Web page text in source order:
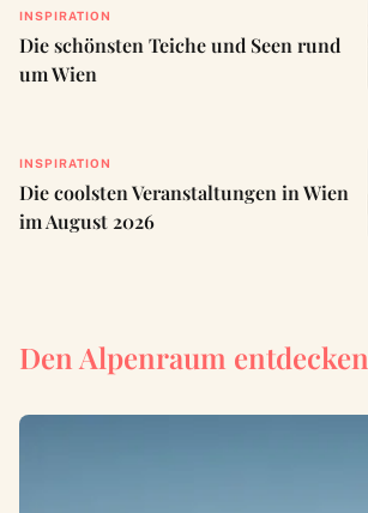
INSPIRATION
Die schönsten Teiche und Seen rund
um Wien
INSPIRATION
Die coolsten Veranstaltungen in Wien
im August 2026
Den Alpenraum entdecken